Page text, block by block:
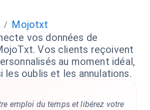
/ Mojotxt
vos données de
Vos clients reçoivent
au moment idéal,
les oublis et les annulations.
emploi du temps et libérez votre